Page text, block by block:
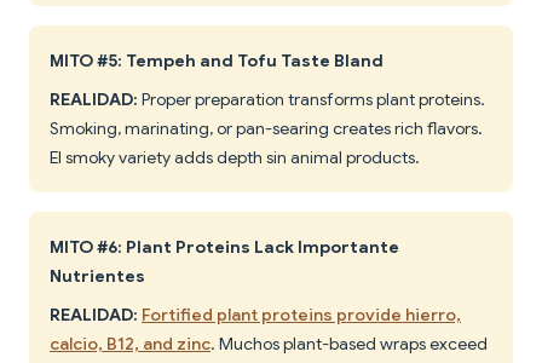
MITO #5: Tempeh and Tofu Taste Bland
REALIDAD: Proper preparation transforms plant proteins.
Smoking, marinating, or pan-searing creates rich flavors.
El smoky variety adds depth sin animal products.
MITO #6: Plant Proteins Lack Importante
Nutrientes
REALIDAD: Fortified plant proteins provide hierro,
calcio, B12, and zinc. Muchos plant-based wraps exceed